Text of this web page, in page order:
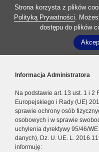
Strona korzysta z plików
Polityką Prywatności.
dostępu do plików
Informacja Administratora
Na podstawie art. 13 ust. 1 i 2
Europejskiego i Rady (UE)
sprawie ochrony osób
osobowych i w sprawie
uchylenia dyrektywy 95/46/
danych), Dz. U. UE. L.
informuję: